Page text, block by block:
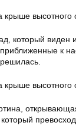
который
к